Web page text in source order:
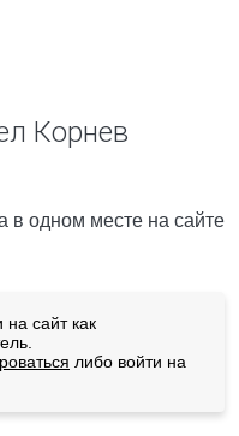
Корнев
в одном месте на сайте
сайт как
либо войти на